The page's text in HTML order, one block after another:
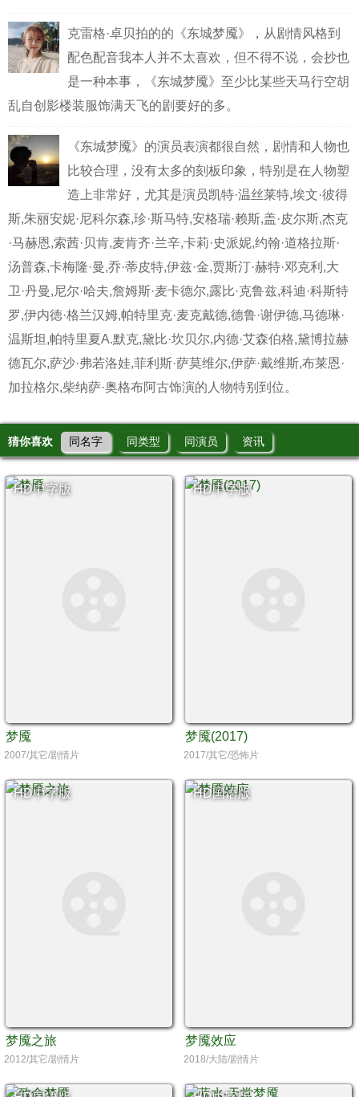
克雷格·卓贝拍的的《东城梦魇》，从剧情风格到
配色配音我本人并不太喜欢，但不得不说，会抄也
是一种本事，《东城梦魇》至少比某些天马行空胡
乱自创影楼装服饰满天飞的剧要好的多。
《东城梦魇》的演员表演都很自然，剧情和人物也
比较合理，没有太多的刻板印象，特别是在人物塑
造上非常好，尤其是演员凯特·温丝莱特,埃文·彼得
斯,朱丽安妮·尼科尔森,珍·斯马特,安格瑞·赖斯,盖·皮尔斯,杰克
·马赫恩,索茜·贝肯,麦肯齐·兰辛,卡莉·史派妮,约翰·道格拉斯·
汤普森,卡梅隆·曼,乔·蒂皮特,伊兹·金,贾斯汀·赫特·邓克利,大
卫·丹曼,尼尔·哈夫,詹姆斯·麦卡德尔,露比·克鲁兹,科迪·科斯特
罗,伊内徳·格兰汉姆,帕特里克·麦克戴德,德鲁·谢伊德,马德琳·
温斯坦,帕特里夏A.默克,黛比·坎贝尔,内德·艾森伯格,黛博拉赫
德瓦尔,萨沙·弗若洛娃,菲利斯·萨莫维尔,伊萨·戴维斯,布莱恩·
加拉格尔,柴纳萨·奥格布阿古饰演的人物特别到位。
猜你喜欢 同名字 同类型 同演员 资讯
HD中字版
梦魇
2007/其它/剧情片
HD中字版
梦魇(2017)
2017/其它/恐怖片
HD中字版
梦魇之旅
2012/其它/剧情片
HD国语版
梦魇效应
2018/大陆/剧情片